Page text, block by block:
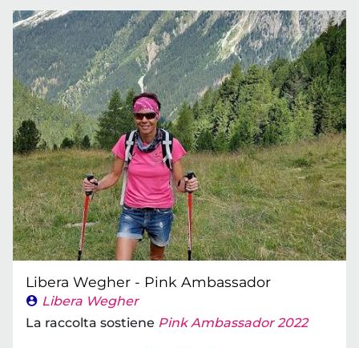
Libera Wegher - Pink Ambassador
Libera Wegher
La raccolta sostiene Pink Ambassador 2022